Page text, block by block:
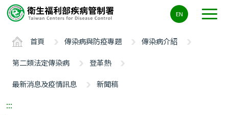
要
ALT+C
EN
首頁 傳染病與防疫專題
傳染病介紹
第二類法定傳染病
登革熱
最新消息及疫情訊息
新聞稿
:::